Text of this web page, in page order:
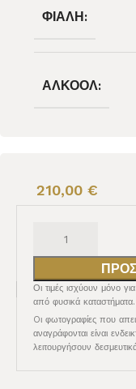
ΦΙΆΛΗ:
ΑΛΚΟΌΛ:
210,00 €
Οι τιμές ισχύουν μόνο
από φυσικά καταστήματα.
Oι φωτογραφίες που
αναγράφονται είναι
λειτουργήσουν